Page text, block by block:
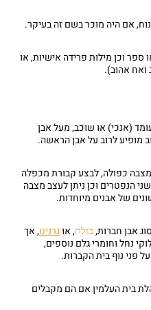
אם היה מוכר בשם זה בעיקר.
ספר וכן מילות פרידה אישיות, או
אהוב).
(אנכי) או שוכב, מעל אבן
מופיע לרוב על אבן הראשה.
מצבה כפולה, לבצע קבורת מכפלה
הנפטרים וכן ניתן לעצב מצבה
של אבנים מיוחדות.
אבן חברות, בזלת, אוגרניט, אך
נחל וחומרי גלם נוספים,
פני נוף בית הקברות.
בית העלמין אם הם מקבלים